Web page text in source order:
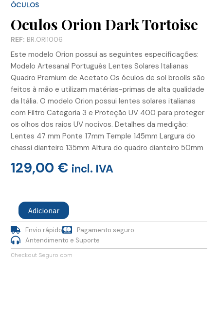
ÓCULOS
Oculos Orion Dark Tortoise
REF: BR.ORI1006
Este modelo Orion possui as seguintes especificações:
Modelo Artesanal Português Lentes Solares Italianas
Quadro Premium de Acetato Os óculos de sol broolls são
feitos à mão e utilizam matérias-primas de alta qualidade
da Itália. O modelo Orion possui lentes solares italianas
com Filtro Categoria 3 e Proteção UV 400 para proteger
os olhos dos raios UV nocivos. Detalhes da medição:
Lentes 47 mm Ponte 17mm Temple 145mm Largura do
chassi dianteiro 135mm Altura do quadro dianteiro 50mm
129,00 € incl. IVA
Oculos
Orion
Dark
Tortoise
Adicionar
Envio rápido
Pagamento seguro
Antendimento e Suporte
Checkout Seguro com